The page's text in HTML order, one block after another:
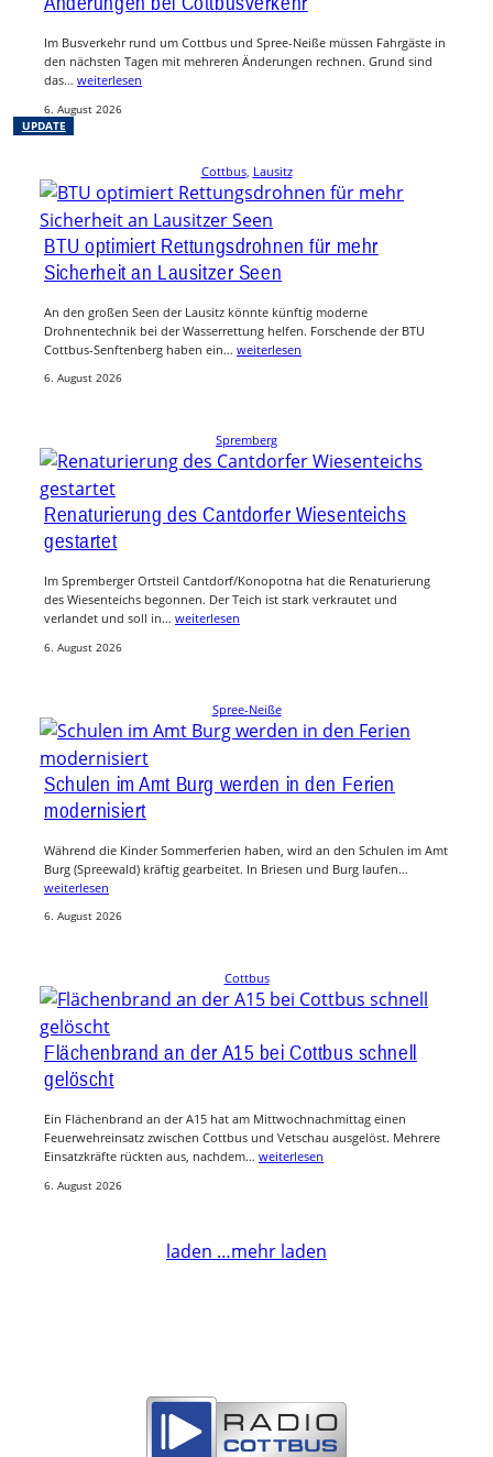
UPDATE
Im Busverkehr rund um Cottbus und Spree-Neiße müssen Fahrgäste in
den nächsten Tagen mit mehreren Änderungen rechnen. Grund sind
das… weiterlesen
6. August 2026
Cottbus, Lausitz
BTU optimiert Rettungsdrohnen für mehr
Sicherheit an Lausitzer Seen
An den großen Seen der Lausitz könnte künftig moderne
Drohnentechnik bei der Wasserrettung helfen. Forschende der BTU
Cottbus-Senftenberg haben ein… weiterlesen
6. August 2026
Spremberg
Renaturierung des Cantdorfer Wiesenteichs
gestartet
Im Spremberger Ortsteil Cantdorf/Konopotna hat die Renaturierung
des Wiesenteichs begonnen. Der Teich ist stark verkrautet und
verlandet und soll in… weiterlesen
6. August 2026
Spree-Neiße
Schulen im Amt Burg werden in den Ferien
modernisiert
Während die Kinder Sommerferien haben, wird an den Schulen im Amt
Burg (Spreewald) kräftig gearbeitet. In Briesen und Burg laufen…
weiterlesen
6. August 2026
Cottbus
Flächenbrand an der A15 bei Cottbus schnell
gelöscht
Ein Flächenbrand an der A15 hat am Mittwochnachmittag einen
Feuerwehreinsatz zwischen Cottbus und Vetschau ausgelöst. Mehrere
Einsatzkräfte rückten aus, nachdem… weiterlesen
6. August 2026
laden …mehr laden